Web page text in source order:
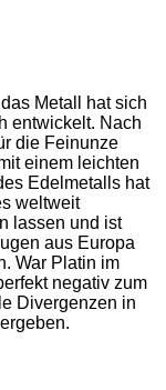
Metall hat sich
entwickelt. Nach
die Feinunze
einem leichten
Edelmetalls hat
weltweit
lassen und ist
aus Europa
War Platin im
negativ zum
Divergenzen in